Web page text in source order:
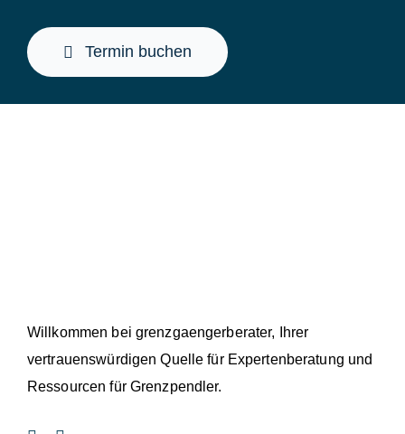
Termin buchen
Willkommen bei grenzgaengerberater, Ihrer
vertrauenswürdigen Quelle für Expertenberatung und
Ressourcen für Grenzpendler.